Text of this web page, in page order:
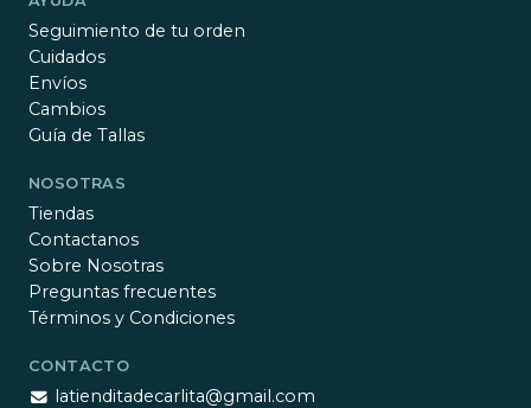
Seguimiento de tu orden
Cuidados
Envíos
Cambios
Guía de Tallas
NOSOTRAS
Tiendas
Contactanos
Sobre Nosotras
Preguntas frecuentes
Términos y Condiciones
CONTACTO
latienditadecarlita@gmail.com